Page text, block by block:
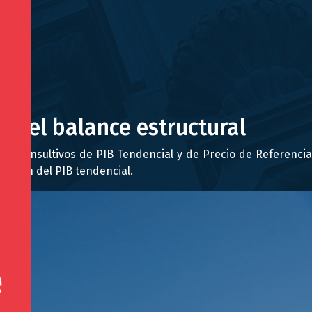
del balance estructural
Consultivos de PIB Tendencial y de Precio de Referencia
del PIB tendencial.